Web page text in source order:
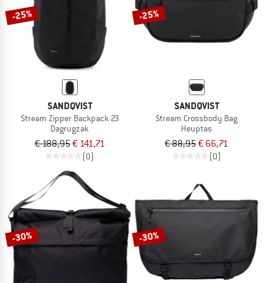
-25%
SANDQVIST
Stream Zipper Backpack 23
Dagrugzak
€ 188,95€ 141,71
(0)
-25%
SANDQVIST
Stream Crossbody Bag
Heuptas
€ 88,95€ 66,71
(0)
-30% -30%